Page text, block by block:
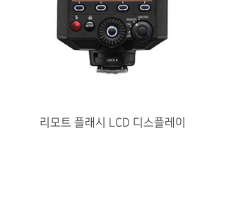
리모트 플래시 LCD 디스플레이